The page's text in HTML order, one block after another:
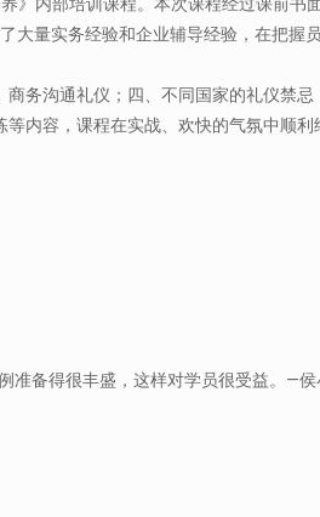
量实务经验和企业辅导经验，在把
沟通礼仪；四、不同国家的礼仪禁忌
容，课程在实战、欢快的气氛中顺
备得很丰盛，这样对学员很受益。 —侯